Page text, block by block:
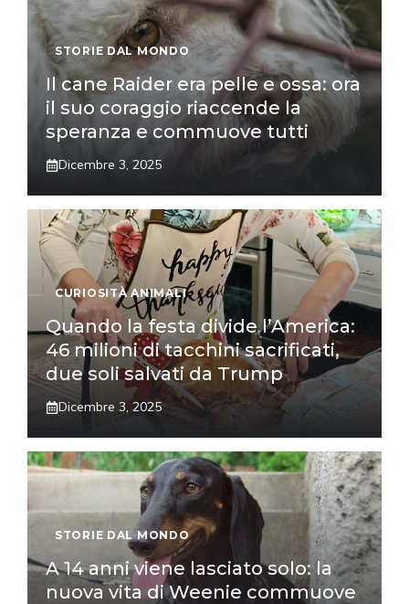
STORIE DAL MONDO
Il cane Raider era pelle e ossa: ora
il suo coraggio riaccende la
speranza e commuove tutti
Dicembre 3, 2025
CURIOSITÀ ANIMALI
Quando la festa divide l’America:
46 milioni di tacchini sacrificati,
due soli salvati da Trump
Dicembre 3, 2025
STORIE DAL MONDO
A 14 anni viene lasciato solo: la
nuova vita di Weenie commuove